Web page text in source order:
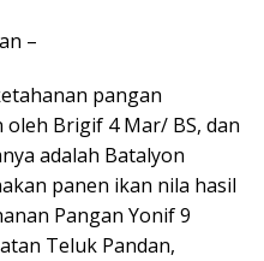
–
pangan
Brigif 4 Mar/ BS, dan
adalah Batalyon
panen ikan nila hasil
Pangan Yonif 9
Teluk Pandan,